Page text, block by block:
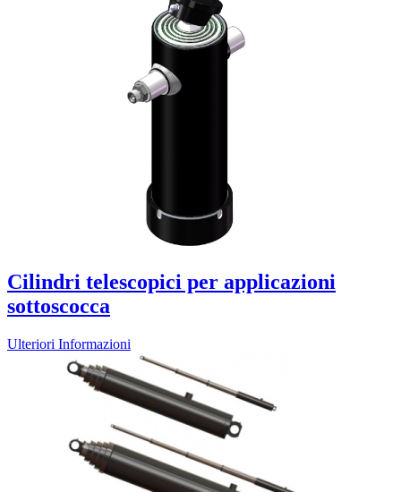
Cilindri telescopici per applicazioni
sottoscocca
Ulteriori Informazioni